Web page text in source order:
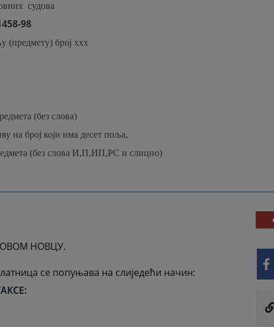
судова
98
(предмету) број xxx
(без слова)
на број који има десет поља,
(без слова И,П,ИП,РС и слицно)
НОВЦУ.
се попуњава на слиједећи начин: